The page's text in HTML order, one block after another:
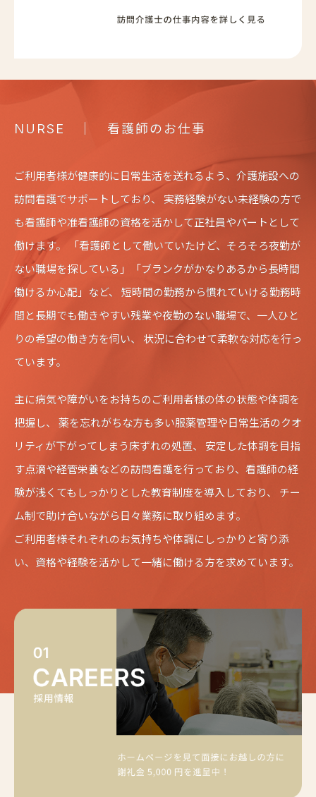
NURSE ｜ 看護師のお仕事
ご利用者様が健康的に日常生活を送れるよう、介護施設への
訪問看護でサポートしており、 実務経験がない未経験の方で
も看護師や准看護師の資格を活かして正社員やパートとして
働けます。 「看護師として働いていたけど、そろそろ夜勤が
ない職場を探している」「ブランクがかなりあるから長時間
働けるか心配」など、 短時間の勤務から慣れていける勤務時
間と長期でも働きやすい残業や夜勤のない職場で、一人ひと
りの希望の働き方を伺い、 状況に合わせて柔軟な対応を行っ
ています。
主に病気や障がいをお持ちのご利用者様の体の状態や体調を
把握し、 薬を忘れがちな方も多い服薬管理や日常生活のクオ
リティが下がってしまう床ずれの処置、 安定した体調を目指
す点滴や経管栄養などの訪問看護を行っており、看護師の経
験が浅くてもしっかりとした教育制度を導入しており、 チー
ム制で助け合いながら日々業務に取り組めます。
ご利用者様それぞれのお気持ちや体調にしっかりと寄り添
い、資格や経験を活かして一緒に働ける方を求めています。